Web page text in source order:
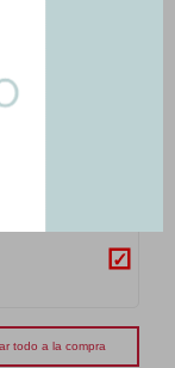
Gris
todo a la compra